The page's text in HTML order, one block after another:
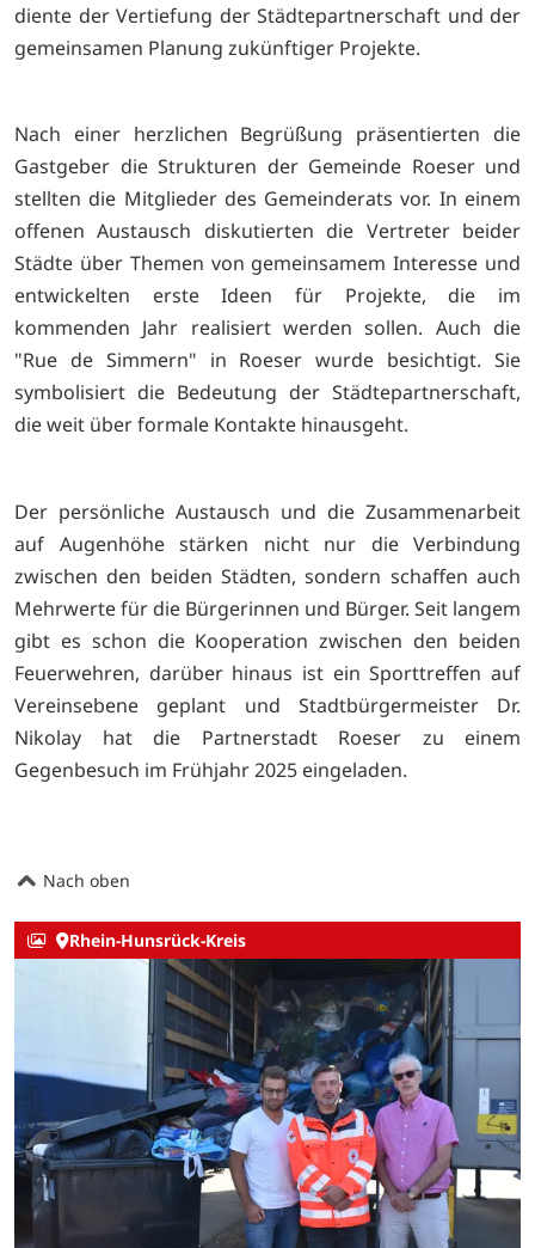
diente der Vertiefung der Städtepartnerschaft und der
gemeinsamen Planung zukünftiger Projekte.
Nach einer herzlichen Begrüßung präsentierten die
Gastgeber die Strukturen der Gemeinde Roeser und
stellten die Mitglieder des Gemeinderats vor. In einem
offenen Austausch diskutierten die Vertreter beider
Städte über Themen von gemeinsamem Interesse und
entwickelten erste Ideen für Projekte, die im
kommenden Jahr realisiert werden sollen. Auch die
"Rue de Simmern" in Roeser wurde besichtigt. Sie
symbolisiert die Bedeutung der Städtepartnerschaft,
die weit über formale Kontakte hinausgeht.
Der persönliche Austausch und die Zusammenarbeit
auf Augenhöhe stärken nicht nur die Verbindung
zwischen den beiden Städten,sondern schaffen auch
Mehrwerte für die Bürgerinnen und Bürger. Seit langem
gibt es schon die Kooperation zwischen den beiden
Feuerwehren, darüber hinaus ist ein Sporttreffen auf
Vereinsebene geplant und Stadtbürgermeister Dr.
Nikolay hat die Partnerstadt Roeser zu einem
Gegenbesuch im Frühjahr 2025 eingeladen.
Nach oben
Rhein-Hunsrück-Kreis